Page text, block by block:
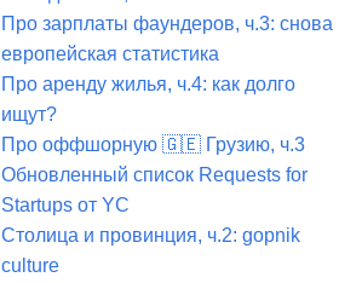
Про зарплаты фаундеров, ч.3: снова
европейская статистика
Про аренду жилья, ч.4: как долго
ищут?
Про оффшорную 🇬🇪 Грузию, ч.3
Обновленный список Requests for
Startups от YC
Столица и провинция, ч.2: gopnik
culture